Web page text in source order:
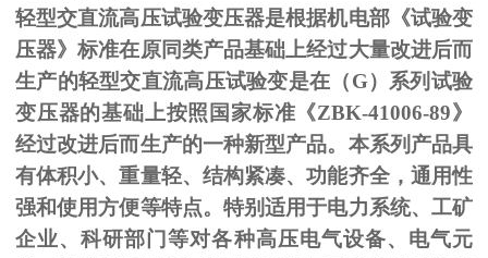
轻型交直流高压试验变压器是根据机电部《试验变
压器》标准在原同类产品基础上经过大量改进后而
生产的轻型交直流高压试验变是在（G）系列试验
变压器的基础上按照国家标准《ZBK-41006-89》
经过改进后而生产的一种新型产品。本系列产品具
有体积小、重量轻、结构紧凑、功能齐全，通用性
强和使用方便等特点。特别适用于电力系统、工矿
企业、科研部门等对各种高压电气设备、电气元